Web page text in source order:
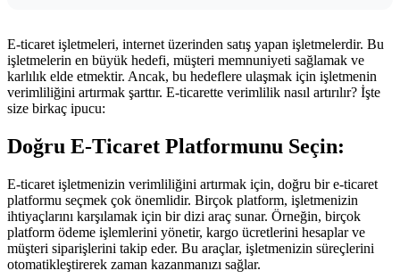
E-ticaret işletmeleri, internet üzerinden satış yapan işletmelerdir. Bu
işletmelerin en büyük hedefi, müşteri memnuniyeti sağlamak ve
karlılık elde etmektir. Ancak, bu hedeflere ulaşmak için işletmenin
verimliliğini artırmak şarttır. E-ticarette verimlilik nasıl artırılır? İşte
size birkaç ipucu:
Doğru E-Ticaret Platformunu Seçin:
E-ticaret işletmenizin verimliliğini artırmak için, doğru bir e-ticaret
platformu seçmek çok önemlidir. Birçok platform, işletmenizin
ihtiyaçlarını karşılamak için bir dizi araç sunar. Örneğin, birçok
platform ödeme işlemlerini yönetir, kargo ücretlerini hesaplar ve
müşteri siparişlerini takip eder. Bu araçlar, işletmenizin süreçlerini
otomatikleştirerek zaman kazanmanızı sağlar.